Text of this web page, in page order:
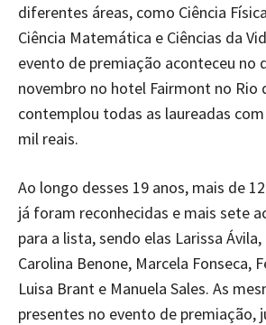
diferentes áreas, como Ciência
Ciência Matemática e Ciências da
evento de premiação aconteceu no
novembro no hotel Fairmont no Rio
contemplou todas as laureadas
mil reais.
Ao longo desses 19 anos, mais de
já foram reconhecidas e mais sete
para a lista, sendo elas Larissa
Carolina Benone, Marcela Fonseca,
Luisa Brant e Manuela Sales. As
presentes no evento de premiação,